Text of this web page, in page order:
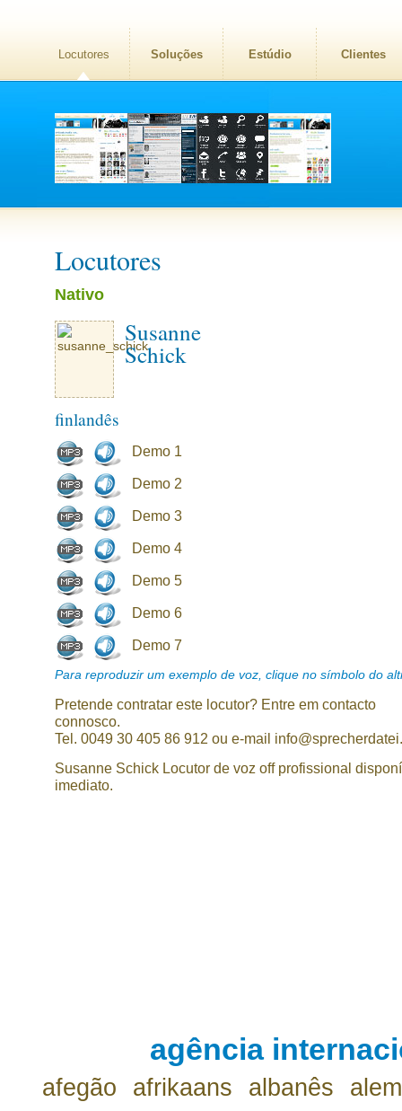
Locutores Soluções Estúdio Clientes
Locutores
Nativo
Susanne
Schick
finlandês
Demo 1
Demo 2
Demo 3
Demo 4
Demo 5
Demo 6
Demo 7
Para reproduzir um exemplo de voz, clique no símbolo do
Pretende contratar este locutor? Entre em contacto
connosco.
Tel. 0049 30 405 86 912 ou e-mail
Susanne Schick Locutor de voz off profissional
imediato.
agência
afegão afrikaans albanês